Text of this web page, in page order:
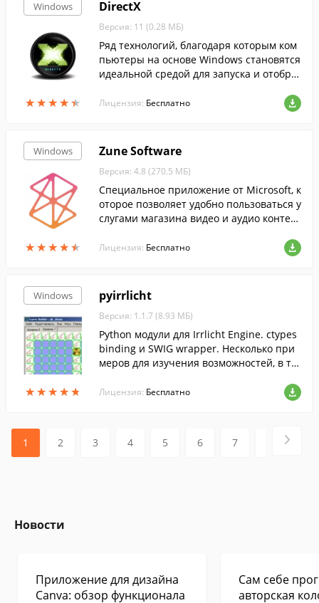
Windows
★★★★★
★★★★★
DirectX
Версия: 11 (0.28 МБ)
Ряд технологий, благодаря которым ком
пьютеры на основе Windows становятся
идеальной средой для запуска и отобра
и мультимедиа....
Лицензия: Бесплатно
Windows
★★★★★
★★★★★
Zune Software
Версия: 4.8 (270.5 МБ)
Специальное приложение от Microsoft, к
оторое позволяет удобно пользоваться у
слугами магазина видео и аудио контен
екцию медиа между Windows Phone-уст
ройствами, компьютером и учетной зап
Лицензия: Бесплатно
Windows
★★★★★
★★★★★
pyirrlicht
Версия: 1.1.7 (8.93 МБ)
Python модули для Irrlicht Engine. ctypes
binding и SWIG wrapper. Несколько при
меров для изучения возможностей, в то
гра под названием "Рандомайзер" (табл
Лицензия: Бесплатно
1 2 3 4 5 6 7
Новости
Приложение для дизайна
Canva: обзор функционала
Сам себе
авторская